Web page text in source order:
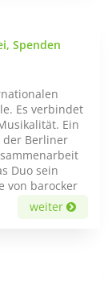
Spenden
Es verbindet
Ein
Berliner
Duo sein
von barocker
weiter